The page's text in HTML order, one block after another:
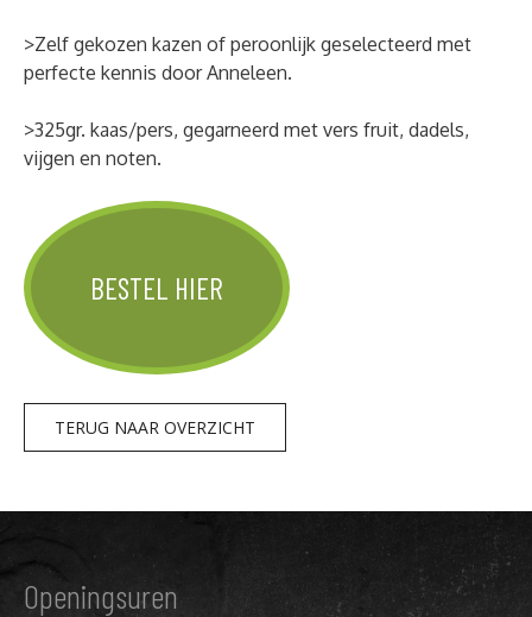
>Zelf gekozen kazen of peroonlijk geselecteerd met
perfecte kennis door Anneleen.
>325gr. kaas/pers, gegarneerd met vers fruit, dadels,
vijgen en noten.
BESTEL HIER
TERUG NAAR OVERZICHT
Openingsuren